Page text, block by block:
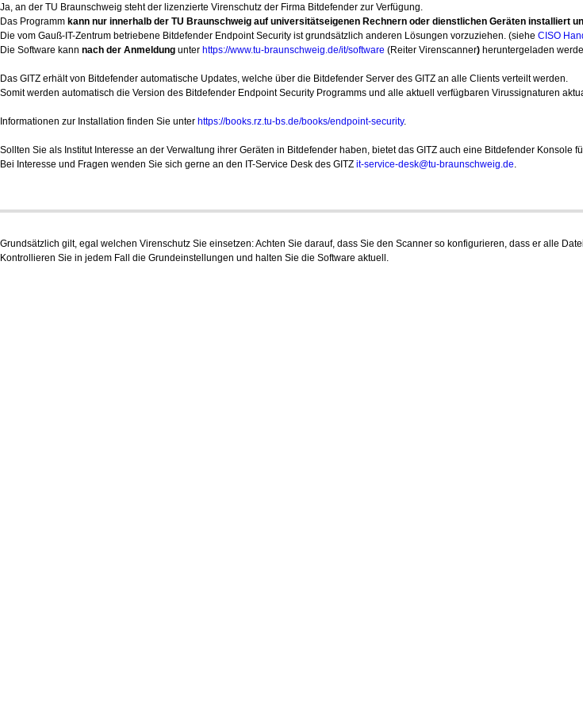
Ja, an der TU Braunschweig steht der lizenzierte Virenschutz der Firma Bitdefender zur Verfügung.
Das Programm kann nur innerhalb der TU Braunschweig auf universitätseigenen Rechnern oder dienstlichen Geräten installiert
Die vom Gauß-IT-Zentrum betriebene Bitdefender Endpoint Security ist grundsätzlich anderen Lösungen vorzuziehen. (siehe CISO
Die Software kann nach der Anmeldung unter https://www.tu-braunschweig.de/it/software (Reiter Virenscanner) heruntergeladen
Das GITZ erhält von Bitdefender automatische Updates, welche über die Bitdefender Server des GITZ an alle Clients verteilt werden.
Somit werden automatisch die Version des Bitdefender Endpoint Security Programms und alle aktuell verfügbaren Virussignaturen
Informationen zur Installation finden Sie unter https://books.rz.tu-bs.de/books/endpoint-security.
Sollten Sie als Institut Interesse an der Verwaltung ihrer Geräten in Bitdefender haben, bietet das GITZ auch eine Bitdefender Konsole
Bei Interesse und Fragen wenden Sie sich gerne an den IT-Service Desk des GITZ it-service-desk@tu-braunschweig.de.
Grundsätzlich gilt, egal welchen Virenschutz Sie einsetzen: Achten Sie darauf, dass Sie den Scanner so konfigurieren, dass er alle
Kontrollieren Sie in jedem Fall die Grundeinstellungen und halten Sie die Software aktuell.